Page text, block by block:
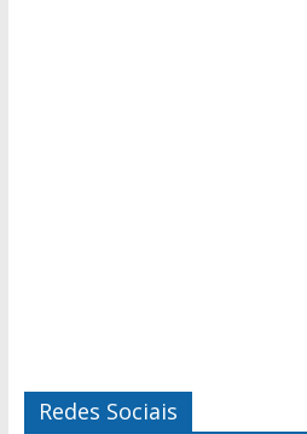
Redes Sociais